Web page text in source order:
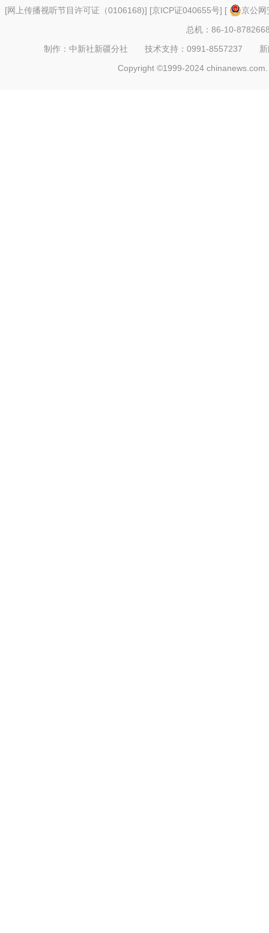
[网上传播视听节目许可证（0106168)] [京ICP证040655号] [
京公
总机：86-10-
制作：中新社新疆分社 技术支持：0991-8557237
Copyright ©1999-2024